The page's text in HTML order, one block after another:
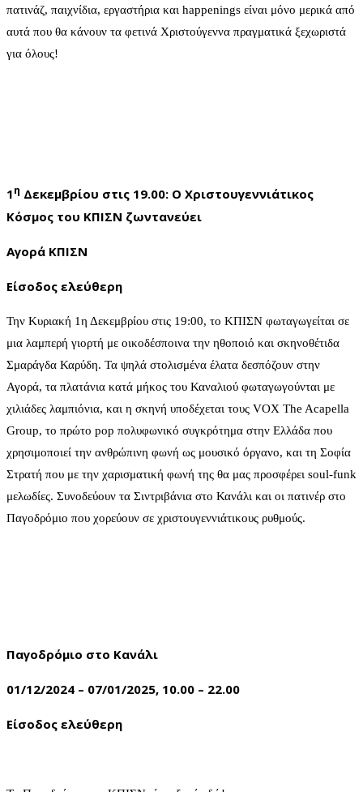
πατινάζ, παιχνίδια, εργαστήρια και happenings είναι μόνο μερικά από
αυτά που θα κάνουν τα φετινά Χριστούγεννα πραγματικά ξεχωριστά
για όλους!
1η Δεκεμβρίου στις 19.00: Ο Χριστουγεννιάτικος
Κόσμος του ΚΠΙΣΝ ζωντανεύει
Αγορά ΚΠΙΣΝ
Είσοδος ελεύθερη
Την Κυριακή 1η Δεκεμβρίου στις 19:00, το ΚΠΙΣΝ φωταγωγείται σε
μια λαμπερή γιορτή με οικοδέσποινα την ηθοποιό και σκηνοθέτιδα
Σμαράγδα Καρύδη. Τα ψηλά στολισμένα έλατα δεσπόζουν στην
Αγορά, τα πλατάνια κατά μήκος του Καναλιού φωταγωγούνται με
χιλιάδες λαμπιόνια, και η σκηνή υποδέχεται τους VOX The Acapella
Group, το πρώτο pop πολυφωνικό συγκρότημα στην Ελλάδα που
χρησιμοποιεί την ανθρώπινη φωνή ως μουσικό όργανο, και τη Σοφία
Στρατή που με την χαρισματική φωνή της θα μας προσφέρει soul-funk
μελωδίες. Συνοδεύουν τα Σιντριβάνια στο Κανάλι και οι πατινέρ στο
Παγοδρόμιο που χορεύουν σε χριστουγεννιάτικους ρυθμούς.
Παγοδρόμιο στο Κανάλι
01/12/2024 – 07/01/2025, 10.00 – 22.00
Είσοδος ελεύθερη